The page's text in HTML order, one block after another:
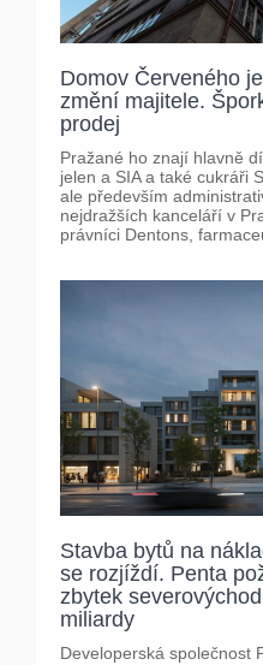
Domov Červeného
změní majitele.
prodej
Pražané ho znají hlavně
jelen a SIA a také cukráři
ale především
nejdražších kanceláří v
právníci Dentons,
Stavba bytů na
se rozjíždí. Penta
zbytek
miliardy
Developerská společnost